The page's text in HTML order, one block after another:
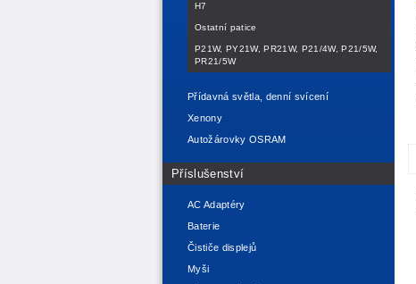
H7
Ostatní patice
P21W, PY21W, PR21W, P21/4W, P21/5W,
PR21/5W
Přídavná světla, denní svícení
Xenony
Autožárovky OSRAM
Příslušenství
AC Adaptéry
Baterie
Čističe displejů
Myši